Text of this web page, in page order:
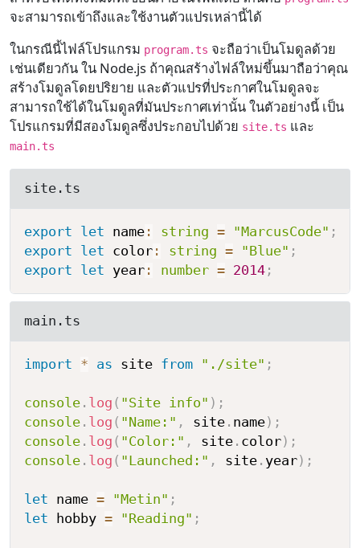
จะสามารถเข้าถึงและใช้งานตัวแปรเหล่านี้ได้
ในกรณีนี้ไฟล์โปรแกรม program.ts จะถือว่าเป็นโมดูลด้วย
เช่นเดียวกัน ใน Node.js ถ้าคุณสร้างไฟล์ใหม่ขึ้นมาถือว่าคุณ
สร้างโมดูลโดยปริยาย และตัวแปรที่ประกาศในโมดูลจะ
สามารถใช้ได้ในโมดูลที่มันประกาศเท่านั้น ในตัวอย่างนี้ เป็น
โปรแกรมที่มีสองโมดูลซึ่งประกอบไปด้วย site.ts และ
main.ts
site.ts
export let name: string = "MarcusCode" ;
export
let color: string = "Blue" ;
export
let year: number = 2014;
main.ts
import * as site from "./site" ;
console. log ( "Site info" ) ;
console. log ( "Name:" , site. name) ;
console. log ( "Color:" , site. color) ;
console. log ( "Launched:" , site. year) ;
let name = "Metin" ;
let hobby = "Reading" ;